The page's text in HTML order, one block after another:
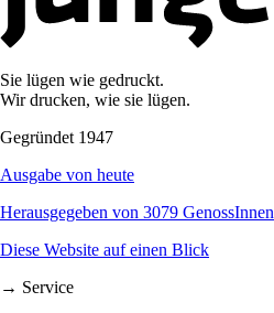
Sie lügen wie gedruckt.
Wir drucken, wie sie lügen.
Gegründet 1947
Ausgabe von heute
Herausgegeben von 3079 GenossInnen
Diese Website auf einen Blick
→ Service